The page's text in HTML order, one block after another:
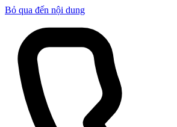
Bỏ qua đến nội dung